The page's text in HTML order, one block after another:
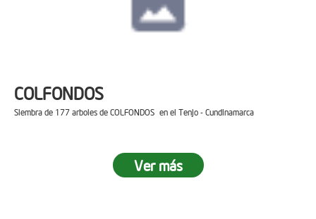
COLFONDOS
Siembra de 177 arboles de COLFONDOS en el Tenjo - Cundinamarca
Ver más